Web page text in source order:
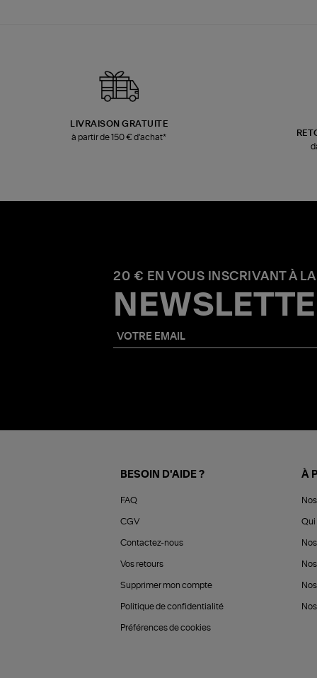
LIVRAISON GRATUITE
à partir de 150 € d'achat*
20 € EN VOUS INSCRIVANT À LA
BESOIN D'AIDE ?
FAQ
CGV
Contactez-nous
Vos retours
Supprimer mon compte
Politique de confidentialité
Préférences de cookies
À
Qui